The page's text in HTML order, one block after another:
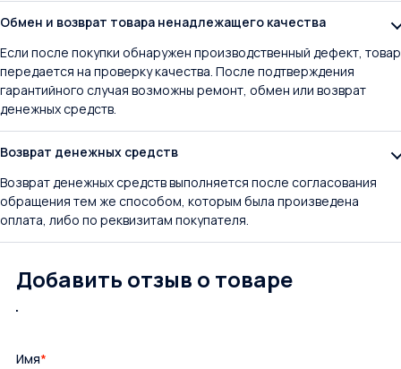
Обмен и возврат товара ненадлежащего качества
Если после покупки обнаружен производственный дефект, товар
передается на проверку качества. После подтверждения
гарантийного случая возможны ремонт, обмен или возврат
денежных средств.
Возврат денежных средств
Возврат денежных средств выполняется после согласования
обращения тем же способом, которым была произведена
оплата, либо по реквизитам покупателя.
Добавить отзыв о товаре
Имя*